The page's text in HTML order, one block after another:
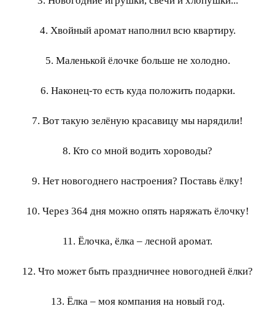
4. Хвойный аромат наполнил всю квартиру.
5. Маленькой ёлочке больше не холодно.
6. Наконец-то есть куда положить подарки.
7. Вот такую зелёную красавицу мы нарядили!
8. Кто со мной водить хороводы?
9. Нет новогоднего настроения? Поставь ёлку!
10. Через 364 дня можно опять наряжать ёлочку!
11. Ёлочка, ёлка – лесной аромат.
12. Что может быть праздничнее новогодней ёлки?
13. Ёлка – моя компания на новый год.